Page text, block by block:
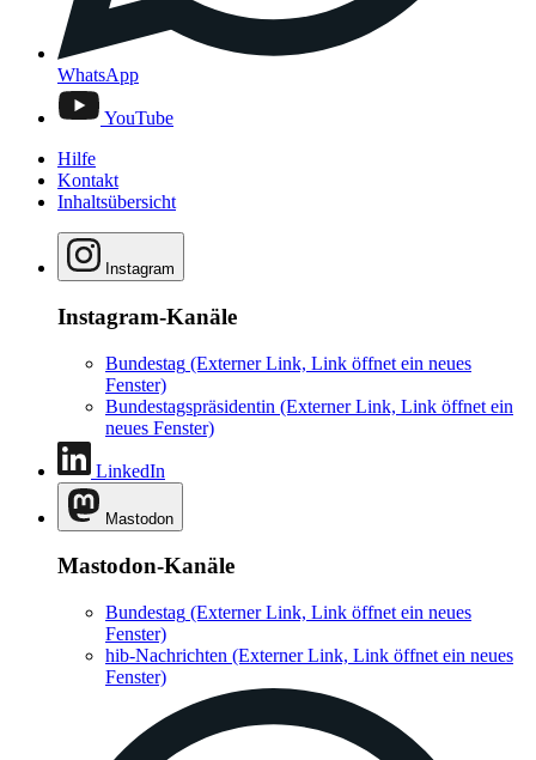
WhatsApp
YouTube
Hilfe
Kontakt
Inhaltsübersicht
Instagram
Instagram-Kanäle
Bundestag (Externer Link, Link öffnet ein neues
Fenster)
Bundestagspräsidentin (Externer Link, Link öffnet ein
neues Fenster)
LinkedIn
Mastodon
Mastodon-Kanäle
Bundestag (Externer Link, Link öffnet ein neues
Fenster)
hib-Nachrichten (Externer Link, Link öffnet ein neues
Fenster)